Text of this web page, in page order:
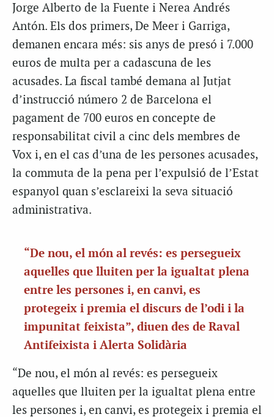
Jorge Alberto de la Fuente i Nerea Andrés
Antón. Els dos primers, De Meer i Garriga,
demanen encara més: sis anys de presó i 7.000
euros de multa per a cadascuna de les
acusades. La fiscal també demana al Jutjat
d’instrucció número 2 de Barcelona el
pagament de 700 euros en concepte de
responsabilitat civil a cinc dels membres de
Vox i, en el cas d’una de les persones acusades,
la commuta de la pena per l’expulsió de l’Estat
espanyol quan s’esclareixi la seva situació
administrativa.
“De nou, el món al revés: es persegueix
aquelles que lluiten per la igualtat plena
entre les persones i, en canvi, es
protegeix i premia el discurs de l’odi i la
impunitat feixista”, diuen des de Raval
Antifeixista i Alerta Solidària
“De nou, el món al revés: es persegueix
aquelles que lluiten per la igualtat plena entre
les persones i, en canvi, es protegeix i premia el